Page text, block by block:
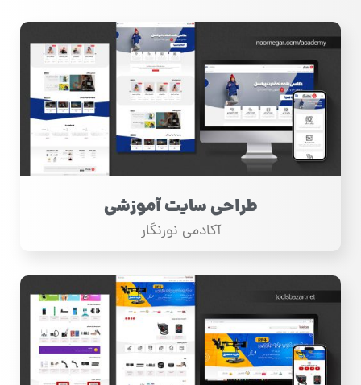
طراحی سایت آموزشی
آکادمی نورنگار